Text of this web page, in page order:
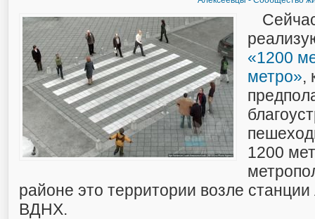
«1200
метро»,
1200
районе это территории возле
ВДНХ.